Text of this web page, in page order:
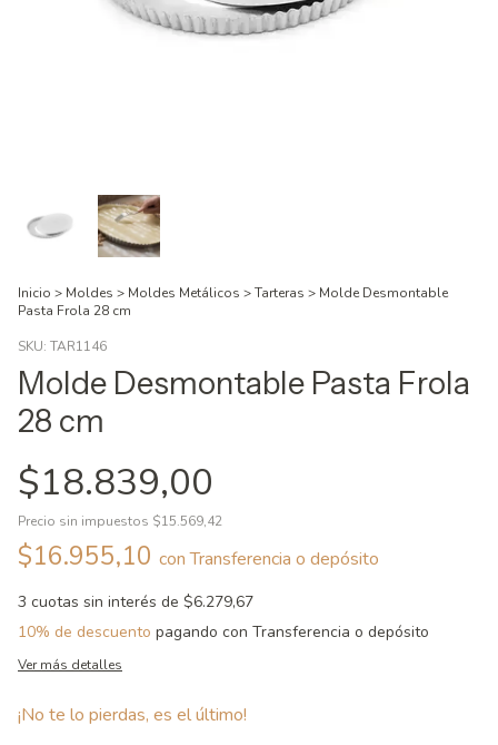
Inicio > Moldes > Moldes Metálicos >Tarteras > Molde Desmontable
Pasta Frola 28 cm
SKU: TAR1146
Molde Desmontable Pasta Frola
28 cm
$18.839,00
Precio sin impuestos $15.569,42
$16.955,10 con Transferencia o depósito
3 cuotas sin interés de $6.279,67
10% de descuento pagando con Transferencia o depósito
Ver más detalles
¡No te lo pierdas, es el último!